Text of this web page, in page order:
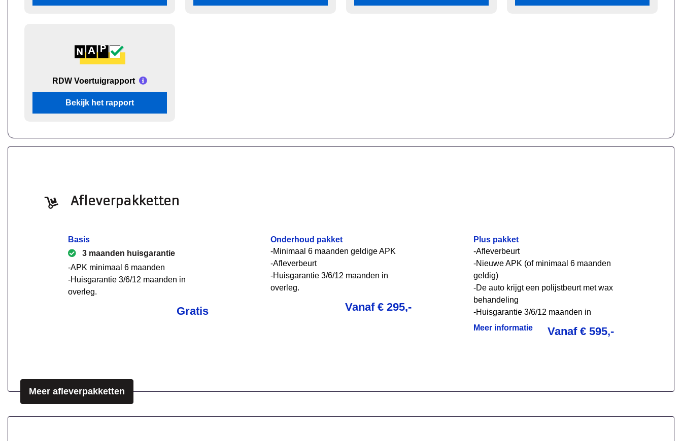
RDW Voertuigrapport
Bekijk het rapport
Afleverpakketten
Basis
3 maanden huisgarantie
-APK minimaal 6 maanden
-Huisgarantie 3/6/12 maanden in
overleg.
Gratis
Onderhoud pakket
-Minimaal 6 maanden geldige APK
-Afleverbeurt
-Huisgarantie 3/6/12 maanden in
overleg.
Vanaf € 295,-
Plus pakket
-Afleverbeurt
-Nieuwe APK (of minimaal 6 maanden
geldig)
-De auto krijgt een polijstbeurt met wax
behandeling
-Huisgarantie 3/6/12 maanden in
overleg
Meer informatie Vanaf € 595,-
Meer afleverpakketten